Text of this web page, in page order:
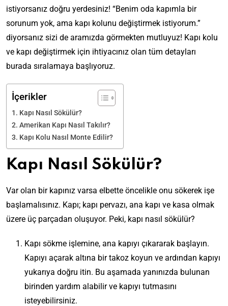
istiyorsanız doğru yerdesiniz! “Benim oda kapımla bir
sorunum yok, ama kapı kolunu değiştirmek istiyorum.”
diyorsanız sizi de aramızda görmekten mutluyuz! Kapı kolu
ve kapı değiştirmek için ihtiyacınız olan tüm detayları
burada sıralamaya başlıyoruz.
İçerikler
Kapı Nasıl Sökülür?
Amerikan Kapı Nasıl Takılır?
Kapı Kolu Nasıl Monte Edilir?
Kapı Nasıl Sökülür?
Var olan bir kapınız varsa elbette öncelikle onu sökerek işe
başlamalısınız. Kapı; kapı pervazı, ana kapı ve kasa olmak
üzere üç parçadan oluşuyor. Peki, kapı nasıl sökülür?
Kapı sökme işlemine, ana kapıyı çıkararak başlayın.
Kapıyı açarak altına bir takoz koyun ve ardından kapıyı
yukarıya doğru itin. Bu aşamada yanınızda bulunan
birinden yardım alabilir ve kapıyı tutmasını
isteyebilirsiniz.